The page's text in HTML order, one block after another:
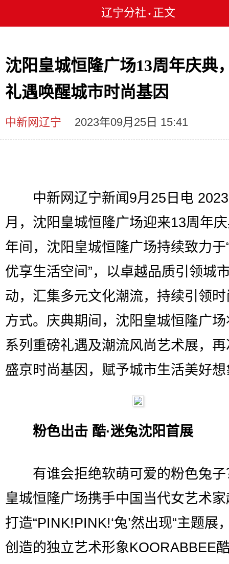
辽宁分社 • 正文
沈阳皇城恒隆广场13周年庆典
礼遇唤醒城市时尚基因
中新网辽宁 2023年09月25日 15:41
中新网辽宁新闻9月25日电
月，沈阳皇城恒隆广场迎来13周年
年间，沈阳皇城恒隆广场持续致力于
优享生活空间”，以卓越品质引领城
动，汇集多元文化潮流，持续引领
方式。庆典期间，沈阳皇城恒隆广
系列重磅礼遇及潮流风尚艺术展，
盛京时尚基因，赋予城市生活美好
粉色出击 酷·迷兔沈阳首展
有谁会拒绝软萌可爱的粉色兔子
皇城恒隆广场携手中国当代女艺术
打造“PINK!PINK!‘兔’然出现“主题展
创造的独立艺术形象KOORABBEE